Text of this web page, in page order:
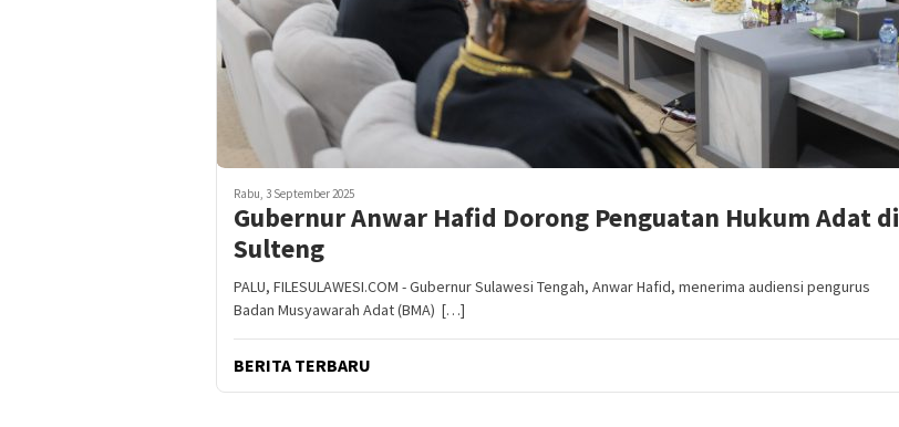
Rabu, 3 September 2025
Gubernur Anwar Hafid Dorong Penguatan Hukum Adat di
Sulteng
PALU, FILESULAWESI.COM - Gubernur Sulawesi Tengah, Anwar Hafid, menerima audiensi pengurus
Badan Musyawarah Adat (BMA) […]
BERITA TERBARU